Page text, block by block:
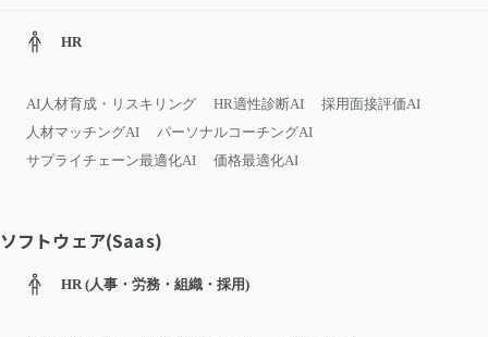
HR
AI人材育成・リスキリング HR適性診断AI
採用面接評価AI
人材マッチングAI
パーソナルコーチングAI
サプライチェーン最適化AI
価格最適化AI
ソフトウェア(Saas)
HR (人事・労務・組織・採用)